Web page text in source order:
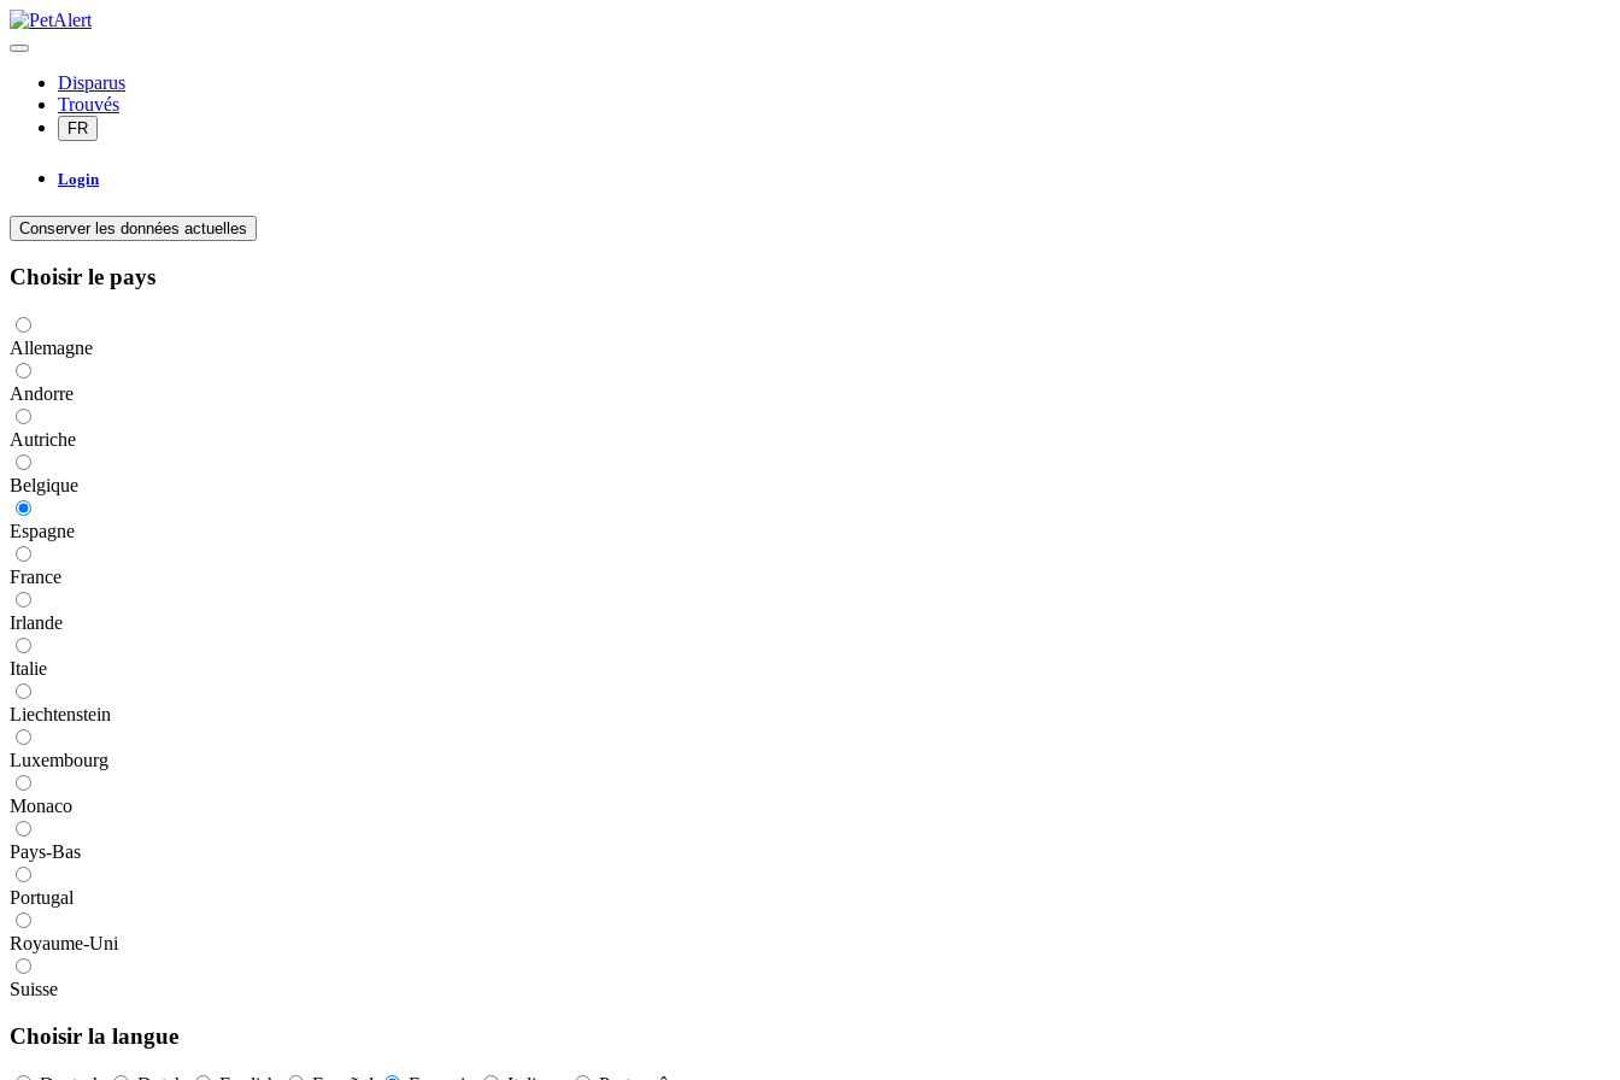
Disparus
Trouvés
FR
Login
Conserver les données actuelles
Choisir le pays
Allemagne
Andorre
Autriche
Belgique
Espagne
France
Irlande
Italie
Liechtenstein
Luxembourg
Monaco
Pays-Bas
Portugal
Royaume-Uni
Suisse
Choisir la langue